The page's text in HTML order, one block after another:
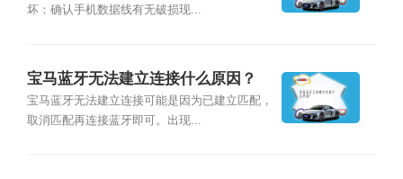
坏：确认手机数据线有无破损现...
宝马蓝牙无法建立连接什么原因？
宝马蓝牙无法建立连接可能是因为已建立匹配，
取消匹配再连接蓝牙即可。出现...